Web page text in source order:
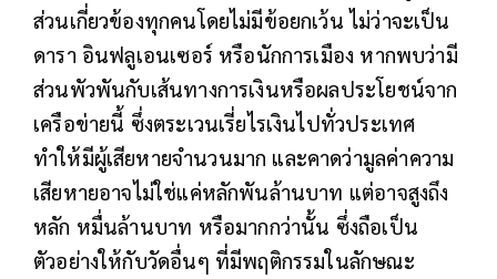
ส่วนเกี่ยวข้องทุกคนโดยไม่มีข้อยกเว้น ไม่ว่าจะเป็น
ดารา อินฟลูเอนเซอร์ หรือนักการเมือง หากพบว่ามี
ส่วนพัวพันกับเส้นทางการเงินหรือผลประโยชน์จาก
เครือข่ายนี้ ซึ่งตระเวนเรี่ยไรเงินไปทั่วประเทศ
ทำให้มีผู้เสียหายจำนวนมาก และคาดว่ามูลค่าความ
เสียหายอาจไม่ใช่แค่หลักพันล้านบาท แต่อาจสูงถึง
หลัก หมื่นล้านบาท หรือมากกว่านั้น ซึ่งถือเป็น
ตัวอย่างให้กับวัดอื่นๆ ที่มีพฤติกรรมในลักษณะ